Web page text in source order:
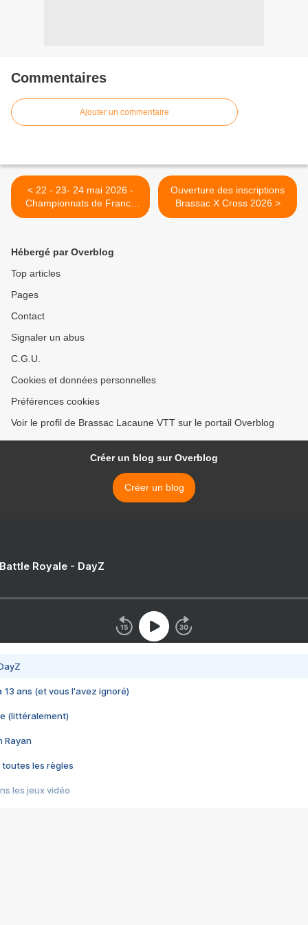
Commentaires
Ajouter un commentaire
< 22 - 23- 24 mai 2026 -
Championnats de France
VTT - 25eme Brassac X
Ouverture des inscriptions
Brassac X Cross 2026 >
Hébergé par Overblog
Top articles
Pages
Contact
Signaler un abus
C.G.U.
Cookies et données personnelles
Préférences cookies
Voir le profil de Brassac Lacaune VTT sur le portail Overblog
Créer un blog sur Overblog
Créer un blog
Royale - DayZ
13 ans (et vous l'avez ignoré)
(littéralement)
Rayan
toutes les règles
les jeux vidéo